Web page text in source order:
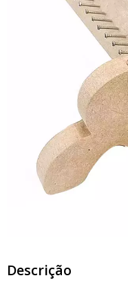
Descrição